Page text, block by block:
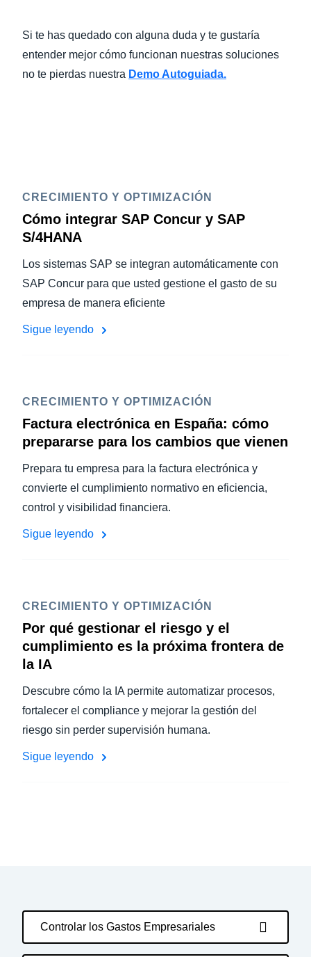
Si te has quedado con alguna duda y te gustaría
entender mejor cómo funcionan nuestras soluciones
no te pierdas nuestra Demo Autoguiada.
CRECIMIENTO Y OPTIMIZACIÓN
Cómo integrar SAP Concur y SAP
S/4HANA
Los sistemas SAP se integran automáticamente con
SAP Concur para que usted gestione el gasto de su
empresa de manera eficiente
Sigue leyendo
CRECIMIENTO Y OPTIMIZACIÓN
Factura electrónica en España: cómo
prepararse para los cambios que vienen
Prepara tu empresa para la factura electrónica y
convierte el cumplimiento normativo en eficiencia,
control y visibilidad financiera.
Sigue leyendo
CRECIMIENTO Y OPTIMIZACIÓN
Por qué gestionar el riesgo y el
cumplimiento es la próxima frontera de
la IA
Descubre cómo la IA permite automatizar procesos,
fortalecer el compliance y mejorar la gestión del
riesgo sin perder supervisión humana.
Sigue leyendo
Controlar los Gastos Empresariales